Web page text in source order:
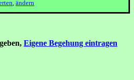
ändern
Eigene Begehung eintragen